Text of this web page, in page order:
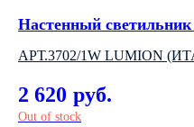
Настенный
АРТ.3702/1W LUMION
2 620 руб.
Out of stock